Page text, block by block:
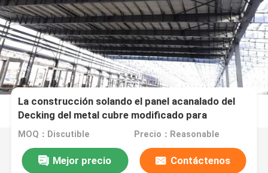
La construcción solando el panel acanalado del
Decking del metal cubre modificado para
requisitos particulares
MOQ：Discutible Precio：Reasonable
Mejor precio Contáctenos